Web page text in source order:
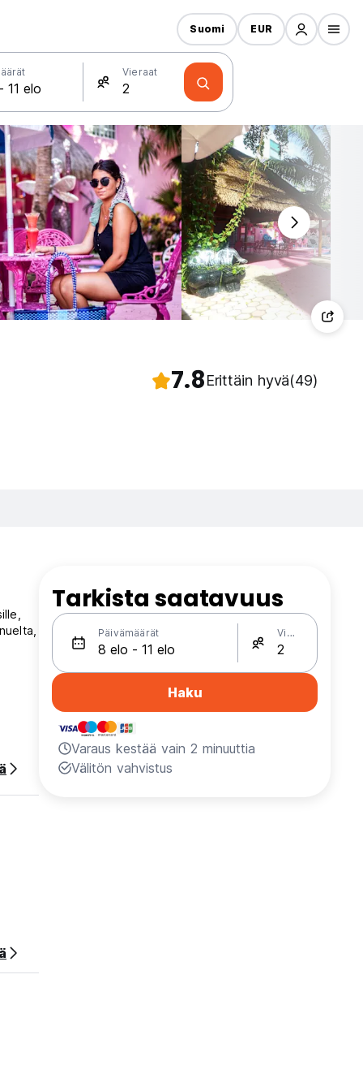
Vieraat
Suomi EUR
7.8Erittäin hyvä(49)
Tarkista saatavuus
Päivämäärät Vieraat
Haku
Varaus kestää vain 2 minuuttia
Välitön vahvistus